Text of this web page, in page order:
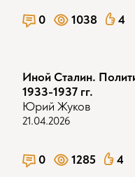
0 1038 4
Иной Сталин.
1933-1937 гг.
Юрий Жуков
21.04.2026
0 1285 4